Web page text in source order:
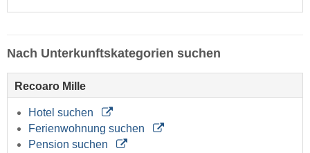
Nach Unterkunftskategorien suchen
Recoaro Mille
Hotel suchen
Ferienwohnung suchen
Pension suchen